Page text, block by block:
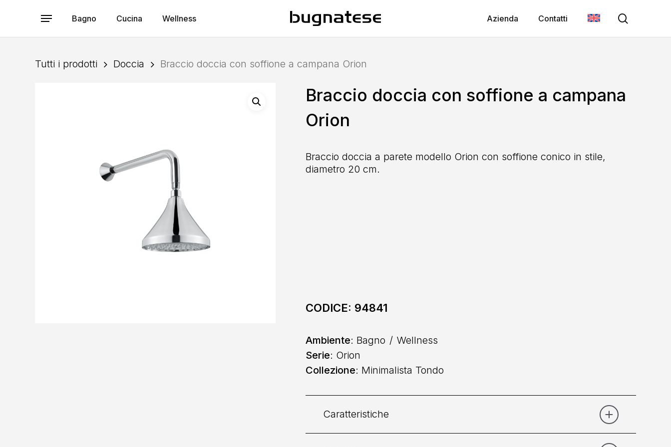
Menu Bagno Cucina Wellness Azienda Contatti
Tutti i prodotti Doccia Braccio doccia con soffione a campana Orion
Braccio doccia con soffione a campana
Orion
Braccio doccia a parete modello Orion con soffione conico in stile,
diametro 20 cm.
CODICE: 94841
Ambiente: Bagno
Wellness
Serie: Orion
Collezione: Minimalista Tondo
Caratteristiche